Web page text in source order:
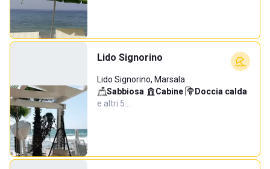
Lido Signorino
Lido Signorino, Marsala
Sabbiosa· Cabine· Doccia calda·
e altri 5…